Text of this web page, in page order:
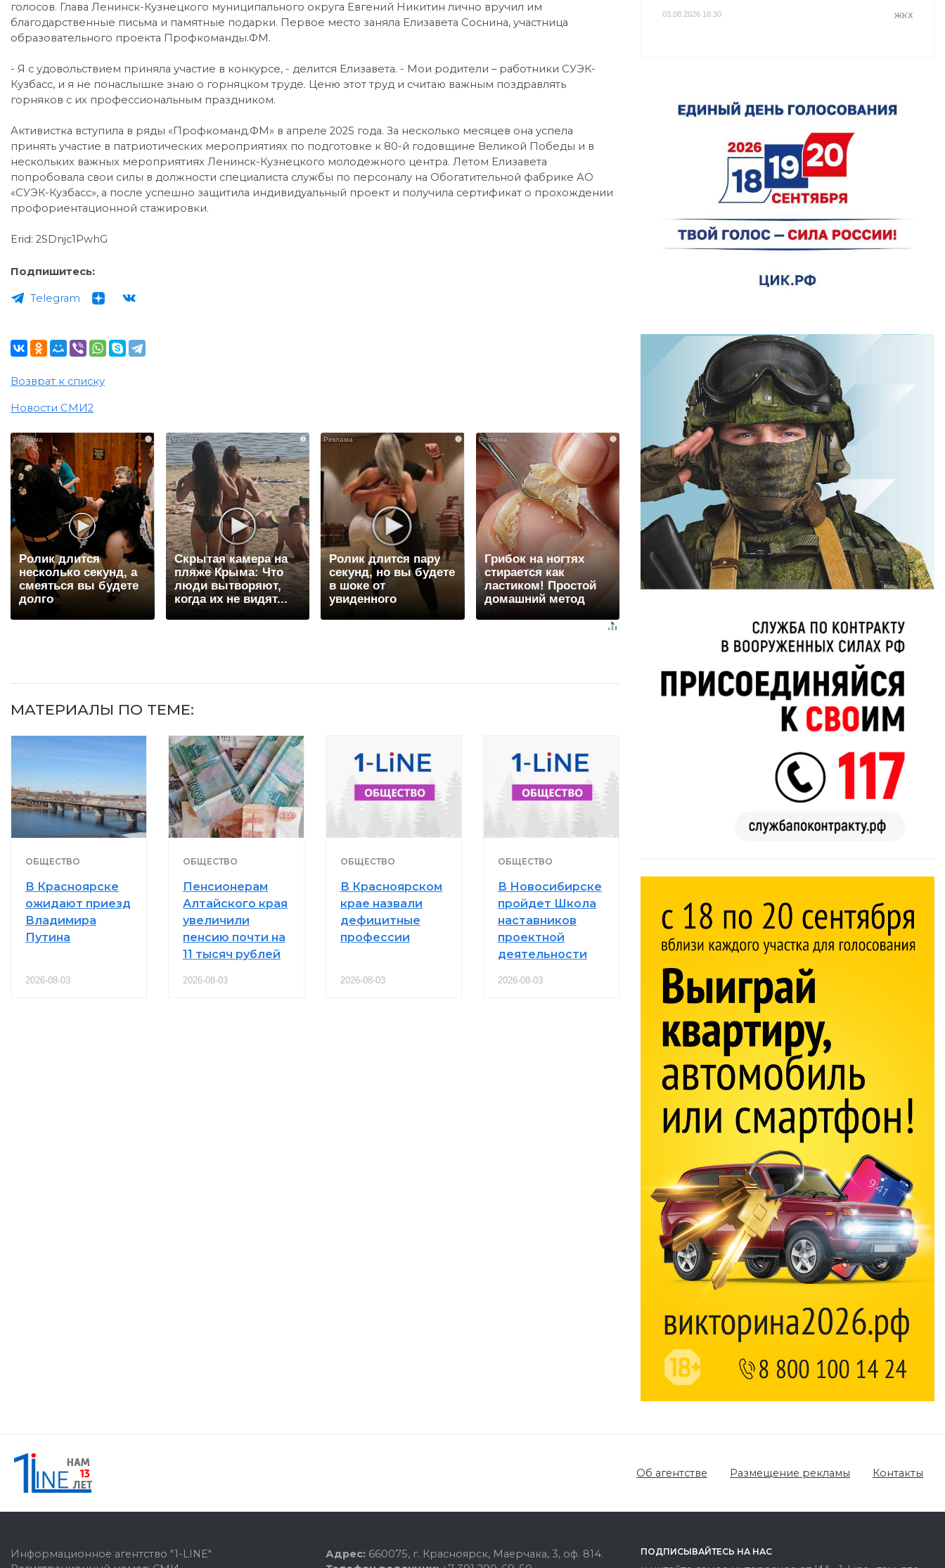
голосов. Глава Ленинск-Кузнецкого муниципального округа Евгений Никитин лично вручил им
благодарственные письма и памятные подарки. Первое место заняла Елизавета Соснина, участница
образовательного проекта Профкоманды.ФМ.
- Я с удовольствием приняла участие в конкурсе, - делится Елизавета. - Мои родители – работники СУЭК-
Кузбасс, и я не понаслышке знаю о горняцком труде. Ценю этот труд и считаю важным поздравлять
горняков с их профессиональным праздником.
Активистка вступила в ряды «Профкоманд.ФМ» в апреле 2025 года. За несколько месяцев она успела
принять участие в патриотических мероприятиях по подготовке к 80-й годовщине Великой Победы и в
нескольких важных мероприятиях Ленинск-Кузнецкого молодежного центра. Летом Елизавета
попробовала свои силы в должности специалиста службы по персоналу на Обогатительной фабрике АО
«СУЭК-Кузбасс», а после успешно защитила индивидуальный проект и получила сертификат о прохождении
профориентационной стажировки.
Erid: 2SDnjc1PwhG
Подпишитесь:
Telegram
Возврат к списку
Новости СМИ2
i
Ролик длится
несколько секунд, а
смеяться вы будете
долго
i
Скрытая камера на
пляже Крыма: Что
люди вытворяют,
когда их не видят...
i
Ролик длится пару
секунд, но вы будете
в шоке от
увиденного
i
Грибок на ногтях
стирается как
ластиком! Простой
домашний метод
МАТЕРИАЛЫ ПО ТЕМЕ:
ОБЩЕСТВО
В Красноярске
ожидают приезд
Владимира
Путина
2026-08-03
ОБЩЕСТВО
Пенсионерам
Алтайского края
увеличили
пенсию почти на
11 тысяч рублей
2026-08-03
ОБЩЕСТВО
В Красноярском
крае назвали
дефицитные
профессии
2026-08-03
ОБЩЕСТВО
В Новосибирске
пройдет Школа
наставников
проектной
деятельности
2026-08-03
03.08.2026 16:30 ЖКХ
Об агентстве Размещение рекламы Контакты
Информационное агентство "1-LINE"
Адрес: 660075, г. Красноярск, Маерчака, 3, оф. 814.
ПОДПИСЫВАЙТЕСЬ НА НАС